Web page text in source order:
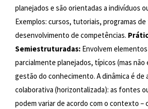
planejados e são orientadas a indivíduos
Exemplos: cursos, tutoriais, programas
desenvolvimento de competências.
Semiestruturadas: Envolvem
parcialmente planejados, típicos (mas não
gestão do conhecimento. A dinâmica é de
colaborativa (horizontalizada): as fontes
podem variar de acordo com o contexto –